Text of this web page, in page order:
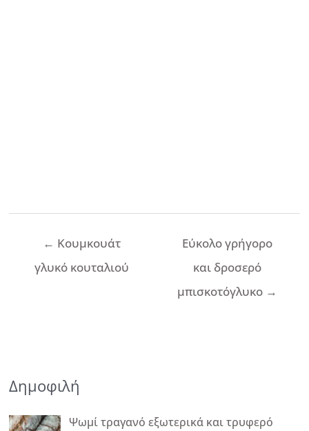
Πλοήγηση
← Κουμκουάτ
γλυκό κουταλιού
Εύκολο γρήγορο
και δροσερό
μπισκοτόγλυκο →
Δημοφιλή
Ψωμί τραγανό εξωτερικά και τρυφερό